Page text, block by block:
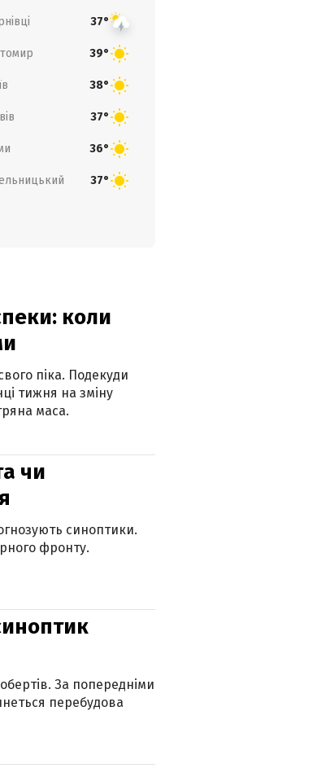
37°
39°
38°
37°
36°
37°
коли
піка. Подекуди
тижня на зміну
маса.
чи
синоптики.
фронту.
За попередніми
перебудова